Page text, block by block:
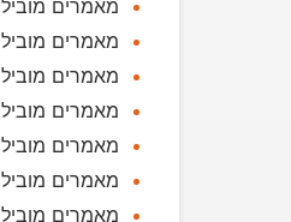
מאמרים
מאמרים
מאמרים
מאמרים
מאמרים
מאמרים
מאמרים